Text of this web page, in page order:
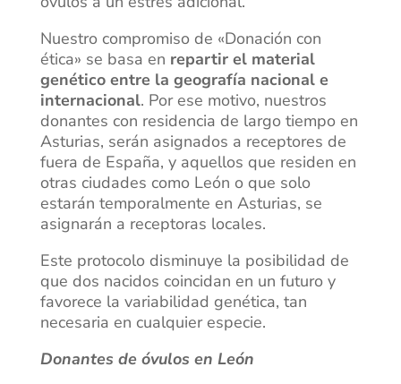
Nuestro compromiso de «Donación con
ética» se basa en repartir el material
genético entre la geografía nacional e
internacional. Por ese motivo, nuestros
donantes con residencia de largo tiempo en
Asturias, serán asignados a receptores de
fuera de España, y aquellos que residen en
otras ciudades como León o que solo
estarán temporalmente en Asturias, se
asignarán a receptoras locales.
Este protocolo disminuye la posibilidad de
que dos nacidos coincidan en un futuro y
favorece la variabilidad genética, tan
necesaria en cualquier especie.
Donantes de óvulos en León